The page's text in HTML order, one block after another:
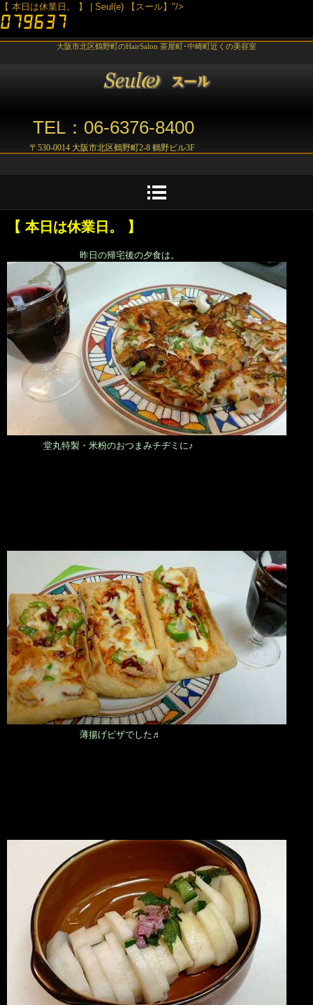
【 本日は休業日。 】 | Seul(e) 【スール】"/>
大阪市北区鶴野町のHairSalon 茶屋町･中崎町近くの美容室
TEL：06-6376-8400
〒530-0014 大阪市北区鶴野町2-8 鶴野ビル3F
【 本日は休業日。 】
昨日の帰宅後の夕食は。
堂丸特製・米粉のおつまみチヂミに♪
薄揚げピザでした♬